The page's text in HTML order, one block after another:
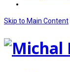
Skip to Main Content